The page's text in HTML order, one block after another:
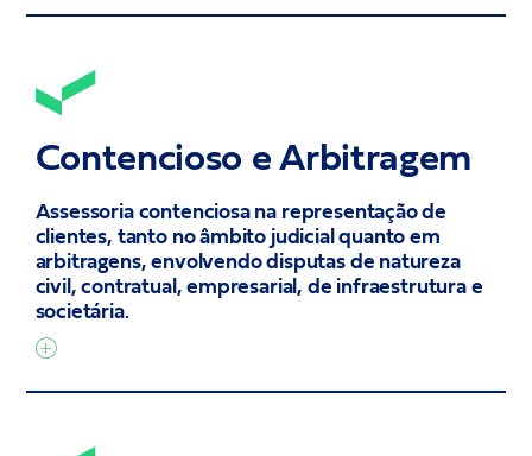
Contencioso e Arbitragem
Assessoria contenciosa na representação de
clientes, tanto no âmbito judicial quanto em
arbitragens, envolvendo disputas de natureza
civil, contratual, empresarial, de infraestrutura e
societária.